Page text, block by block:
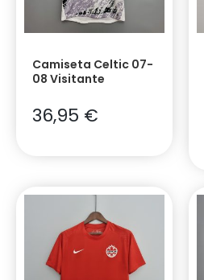
Camiseta Celtic 07-
08 Visitante
36,95 €